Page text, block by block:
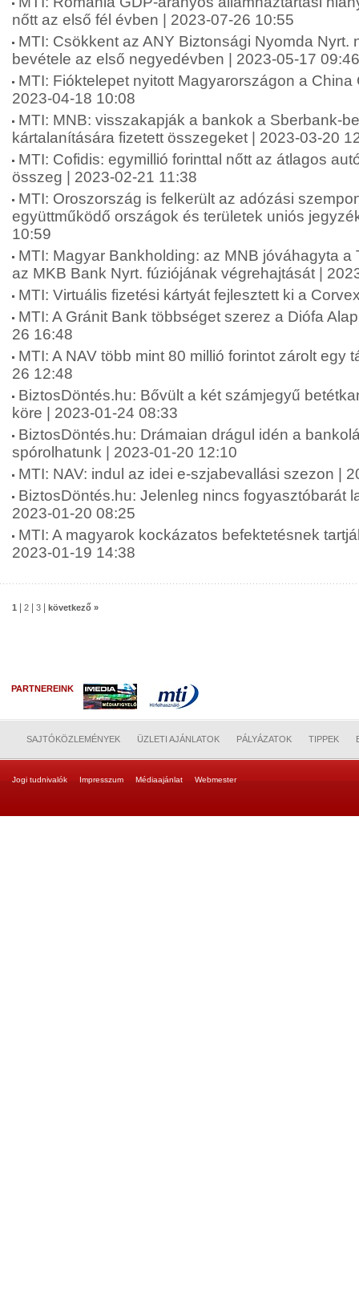
nőtt az első fél évben | 2023-07-26 10:55
MTI: Csökkent az ANY Biztonsági Nyomda Nyrt.
bevétele az első negyedévben | 2023-05-17 09:46
MTI: Fióktelepet nyitott Magyarországon a China
2023-04-18 10:08
MTI: MNB: visszakapják a bankok a Sberbank-
kártalanítására fizetett összegeket | 2023-03-20
MTI: Cofidis: egymillió forinttal nőtt az átlagos
összeg | 2023-02-21 11:38
MTI: Oroszország is felkerült az adózási
együttműködő országok és területek uniós
10:59
MTI: Magyar Bankholding: az MNB jóváhagyta a
az MKB Bank Nyrt. fúziójának végrehajtását |
MTI: Virtuális fizetési kártyát fejlesztett ki a
MTI: A Gránit Bank többséget szerez a Diófa
26 16:48
MTI: A NAV több mint 80 millió forintot zárolt egy
26 12:48
BiztosDöntés.hu: Bővült a két számjegyű
köre | 2023-01-24 08:33
BiztosDöntés.hu: Drámaian drágul idén a
spórolhatunk | 2023-01-20 12:10
MTI: NAV: indul az idei e-szjabevallási szezon |
BiztosDöntés.hu: Jelenleg nincs fogyasztóbarát
2023-01-20 08:25
MTI: A magyarok kockázatos befektetésnek
2023-01-19 14:38
1 2 3 következő »
PARTNEREINK
SAJTÓKÖZLEMÉNYEK ÜZLETI AJÁNLATOK PÁLYÁZATOK TIPPEK
Jogi tudnivalók Impresszum Médiaajánlat Webmester